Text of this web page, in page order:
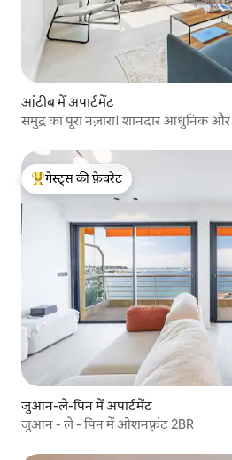
आंटीब में अपार्टमेंट
समुद्र का पूरा नज़ारा। शानदार आधुनिक
गेस्ट्स का टॉप फ़ेवरेट
गेस्ट्स की फ़ेवरेट
जुआन-ले-पिन में अपार्टमेंट
जुआन - ले - पिन में ओशनफ़्रंट 2BR